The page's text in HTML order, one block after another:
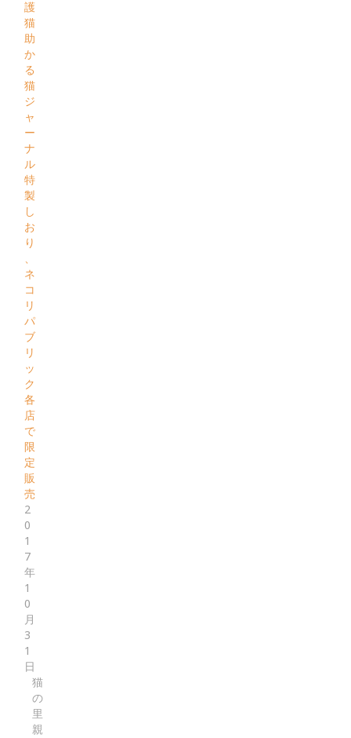
護
猫
助
か
る
猫
ジ
ャ
ー
ナ
ル
特
製
し
お
り
、
ネ
コ
リ
パ
ブ
リ
ッ
ク
各
店
で
限
定
販
売
2
0
1
7
年
1
0
月
3
1
日
猫
の
里
親